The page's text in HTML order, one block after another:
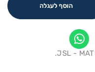
הוסף לעגלה
JSL -